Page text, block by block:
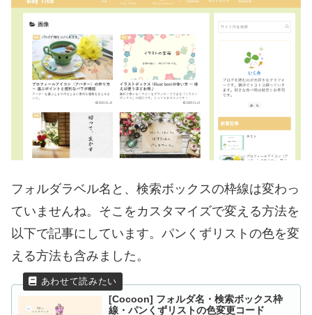
フォルダラベル名と、検索ボックスの枠線は変わっ
ていませんね。そこをカスタマイズで変える方法を
以下で記事にしています。パンくずリストの色を変
える方法も含みました。
[Cocoon] フォルダ名・検索ボックス枠
線・パンくずリストの色変更コード